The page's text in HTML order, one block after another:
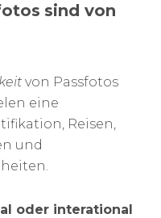
sind von
von Passfotos
eine
Reisen,
und
oder interational